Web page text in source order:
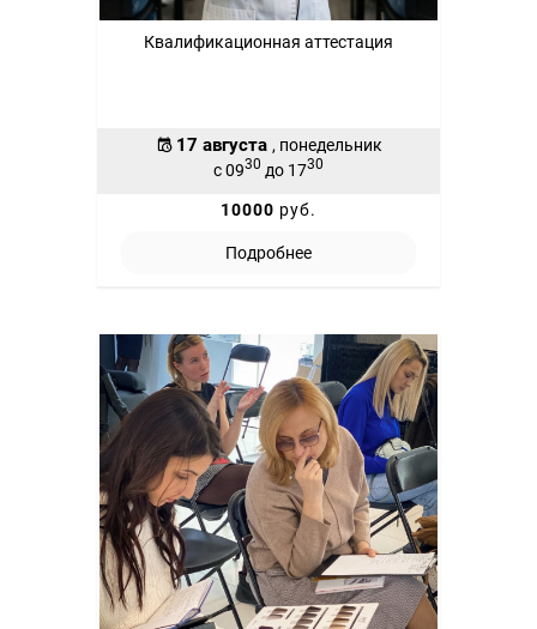
Квалификационная аттестация
17 августа , понедельник
с 0930 до 1730
10000 руб.
Подробнее